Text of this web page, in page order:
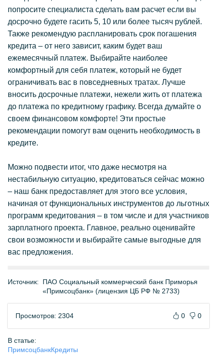
попросите специалиста сделать вам расчет если вы
досрочно будете гасить 5, 10 или более тысяч рублей.
Также рекомендую распланировать срок погашения
кредита – от него зависит, каким будет ваш
ежемесячный платеж. Выбирайте наиболее
комфортный для себя платеж, который не будет
ограничивать вас в повседневных тратах. Лучше
вносить досрочные платежи, нежели жить от платежа
до платежа по кредитному графику. Всегда думайте о
своем финансовом комфорте! Эти простые
рекомендации помогут вам оценить необходимость в
кредите.
Можно подвести итог, что даже несмотря на
нестабильную ситуацию, кредитоваться сейчас можно
– наш банк предоставляет для этого все условия,
начиная от функциональных инструментов до льготных
программ кредитования – в том числе и для участников
зарплатного проекта. Главное, реально оценивайте
свои возможности и выбирайте самые выгодные для
вас предложения.
Источник:
ПАО Социальный коммерческий банк Приморья
«Примсоцбанк» (лицензия ЦБ РФ № 2733)
Просмотров: 2304 0 0
В статье:
ПримсоцбанкКредиты